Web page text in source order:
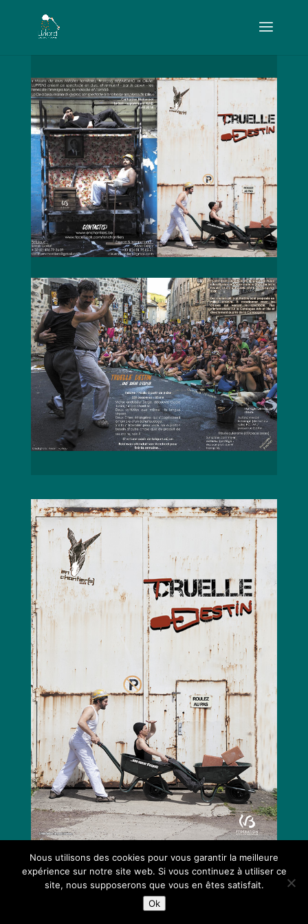
Liziora Graphisme Webdesign
Nous utilisons des cookies pour vous garantir la meilleure
expérience sur notre site web. Si vous continuez à utiliser ce
site, nous supposerons que vous en êtes satisfait.
Ok